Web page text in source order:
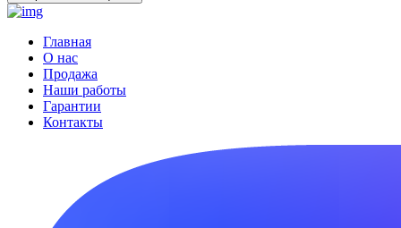
Главная
О нас
Продажа
Наши работы
Гарантии
Контакты